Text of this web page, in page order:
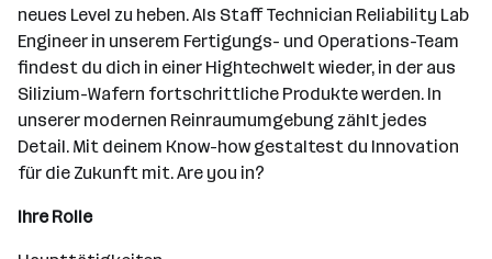
neues Level zu heben. Als Staff Technician Reliability Lab
Engineer in unserem Fertigungs- und Operations-Team
findest du dich in einer Hightechwelt wieder, in der aus
Silizium-Wafern fortschrittliche Produkte werden. In
unserer modernen Reinraumumgebung zählt jedes
Detail. Mit deinem Know-how gestaltest du Innovation
für die Zukunft mit. Are you in?
Ihre Rolle